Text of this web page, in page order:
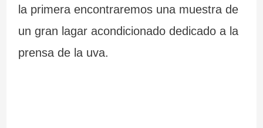
la primera encontraremos una muestra de
un gran lagar acondicionado dedicado a la
prensa de la uva.